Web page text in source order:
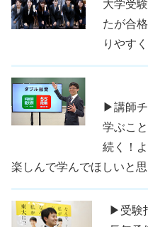
大学受
たが合
りやす
▶講師
学ぶこ
続く！
楽しんで学んでほしいと思
▶受験